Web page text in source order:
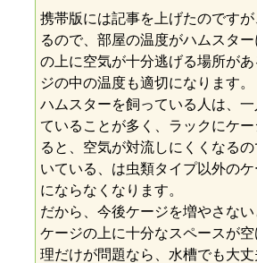
携帯版には記事を上げたのです
るので、部屋の温度がハムスタ
の上に空気が十分逃げる場所が
ジの中の温度も適切になります。
ハムスターを飼っている人は、
ていることが多く、ラックにケ
ると、空気が対流しにくくなる
いている、は虫類タイプ以外の
にならなくなります。
だから、今後ケージを増やさない
ケージの上に十分なスペースが
理だけが問題なら、水槽でも大